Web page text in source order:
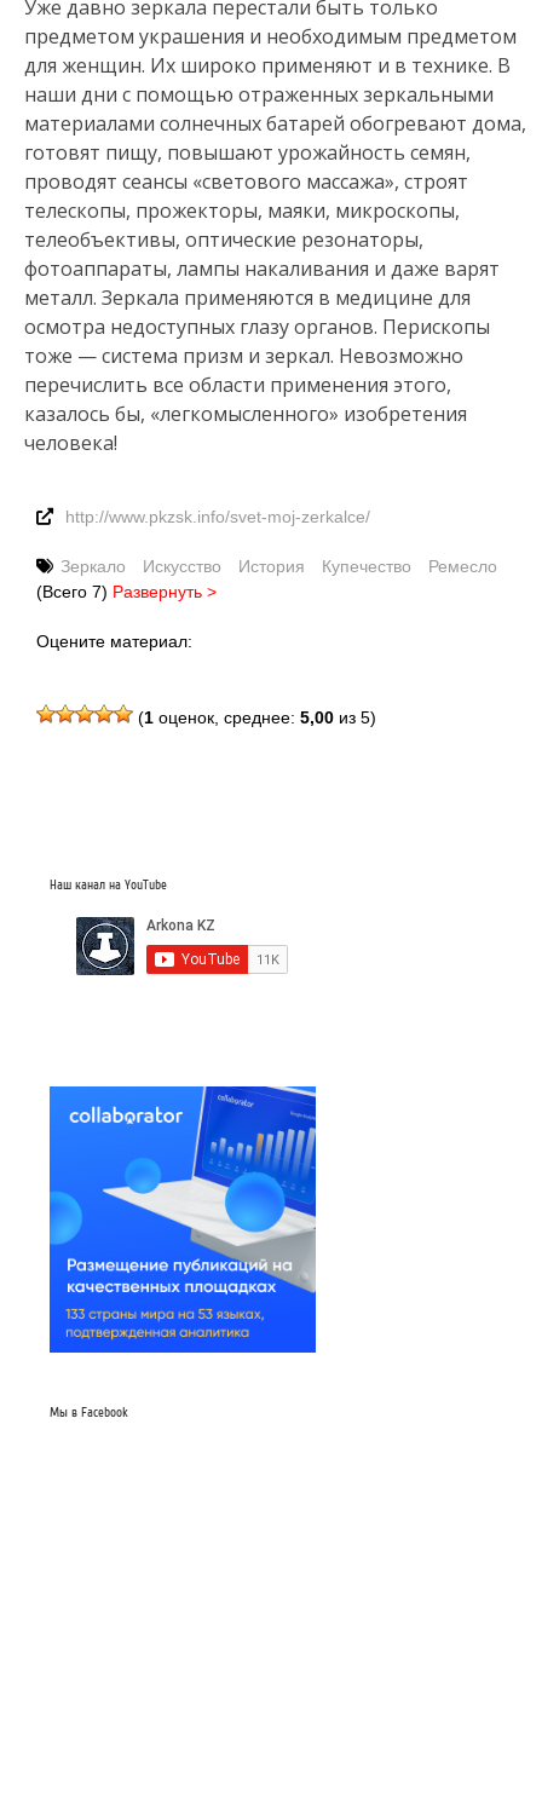
Уже давно зеркала перестали быть только
предметом украшения и необходимым предметом
для женщин. Их широко применяют и в технике. В
наши дни с помощью отраженных зеркальными
материалами солнечных батарей обогревают дома,
готовят пищу, повышают урожайность семян,
проводят сеансы «светового массажа», строят
телескопы, прожекторы, маяки, микроскопы,
телеобъективы, оптические резонаторы,
фотоаппараты, лампы накаливания и даже варят
металл. Зеркала применяются в медицине для
осмотра недоступных глазу органов. Перископы
тоже — система призм и зеркал. Невозможно
перечислить все области применения этого,
казалось бы, «легкомысленного» изобретения
человека!
http://www.pkzsk.info/svet-moj-zerkalce/
Зеркало Искусство История Купечество
Ремесло
(Всего 7) Развернуть >
Оцените материал:
(1 оценок, среднее: 5,00 из 5)
Наш канал на YouTube
Мы в Facebook